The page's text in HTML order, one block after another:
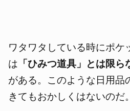
ワタワタしている時にポケ
は 「ひみつ道具」とは限ら
がある。このような日用品
きてもおかしくはないのだ。